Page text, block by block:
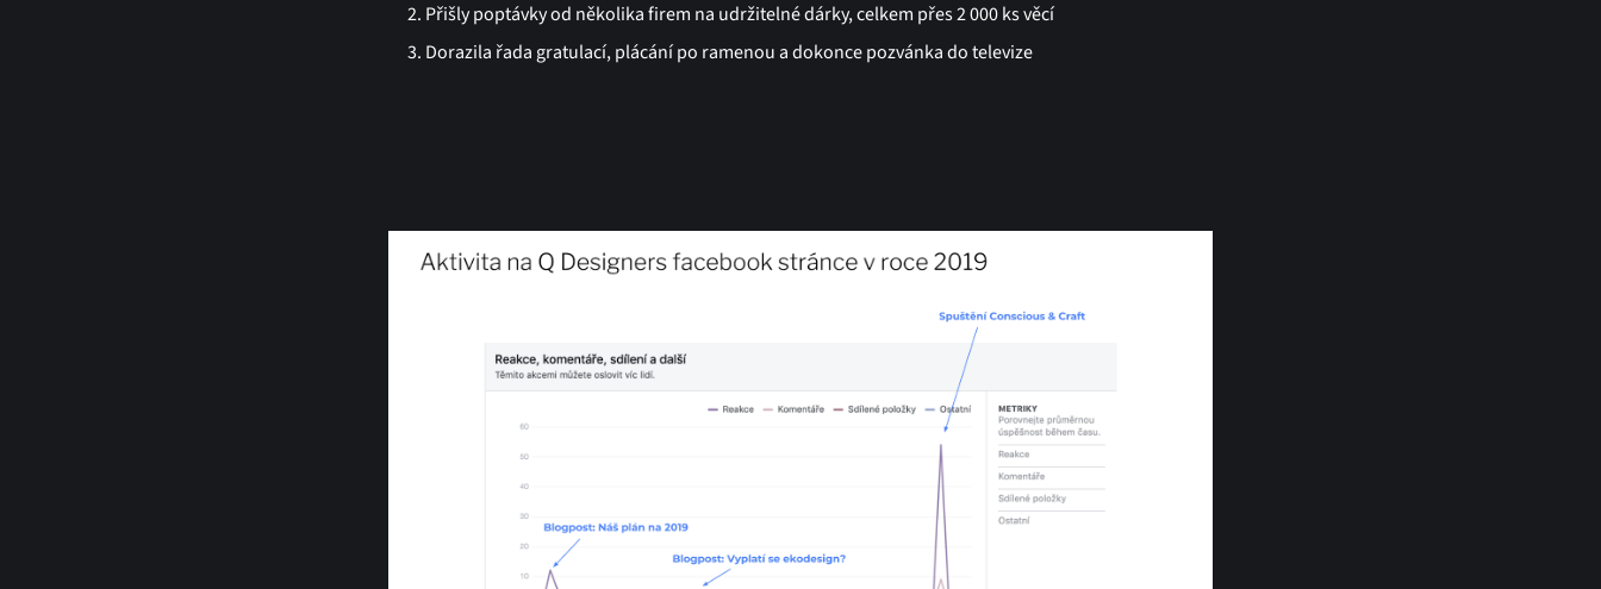
Přišly poptávky od několika firem na udržitelné dárky, celkem přes 2 000 ks věcí
Dorazila řada gratulací, plácání po ramenou a dokonce pozvánka do televize